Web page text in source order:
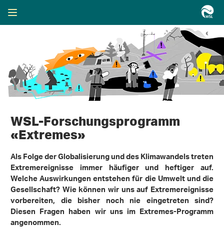
WSL-Forschungsprogramm
«Extremes»
Als Folge der Globalisierung und des Klimawandels treten
Extremereignisse immer häufiger und heftiger auf.
Welche Auswirkungen entstehen für die Umwelt und die
Gesellschaft? Wie können wir uns auf Extremereignisse
vorbereiten, die bisher noch nie eingetreten sind?
Diesen Fragen haben wir uns im Extremes-Programm
angenommen.